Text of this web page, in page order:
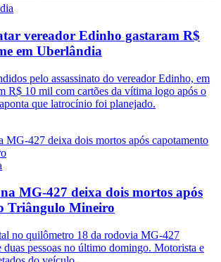
vereador Edinho gastaram R$
em Uberlândia
pelo assassinato do vereador Edinho, em
R$ 10 mil com cartões da vítima logo após o
que latrocínio foi planejado.
MG-427 deixa dois mortos após
Triângulo Mineiro
no quilômetro 18 da rodovia MG-427
duas pessoas no último domingo. Motorista e